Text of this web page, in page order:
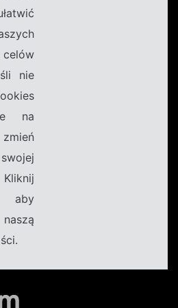
celów
nie
na